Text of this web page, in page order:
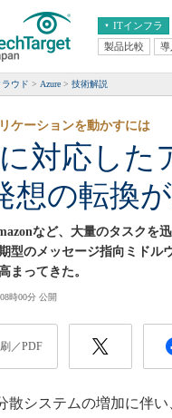
ITインフラ
エンタープライズAI
ERP
CX
情報系システム
製品比較 導
ラウド Azure 技術解説
対応した
想の転換
ケーションを動かすには
など、大量のタスクを
型のメッセージ指向ミドル
まってきた。
時00分 公開
／PDF
システムの増加に伴